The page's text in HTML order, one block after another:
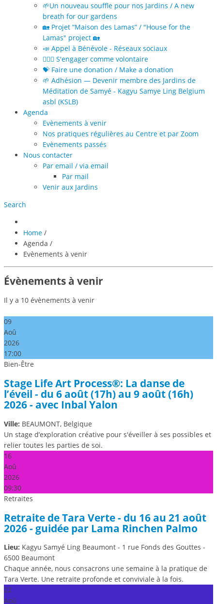
🌱Un nouveau souffle pour nos Jardins / A new
breath for our gardens
🏡 Projet “Maison des Lamas” / "House for the
Lamas" project 🏡
📣 Appel à Bénévole - Réseaux sociaux
🙋🏻‍♀️ S'engager comme volontaire
💝 Faire une donation / Make a donation
🌱 Adhésion — Devenir membre des Jardins de
Méditation de Samyé - Kagyu Samye Ling Belgium
asbl (KSLB)
Agenda
Evènements à venir
Nos pratiques régulières au Centre et par Zoom
Evènements passés
Nous contacter
Par email / via email
Par mail
Venir aux Jardins
Search
Home /
Agenda /
Evènements à venir
Évènements à venir
Il y a 10 évènements à venir
09
Aoû
2026
17:00
Bien-Être
Stage Life Art Process®: La danse de
l’éveil - du 6 août (17h) au 9 août (16h)
2026 - avec Inbal Yalon
Ville: BEAUMONT, Belgique
Un stage d’exploration créative pour s'éveiller à ses possibles et
relier toutes les parties de soi.
16
Aoû
2026
09:30
Retraites
Retraite de Tara Verte - du 16 au 21 août
2026 - guidée par Lama Rinchen Palmo
Lieu: Kagyu Samyé Ling Beaumont - 1 rue Fonds des Gouttes -
6500 Beaumont
Chaque année, nous consacrons une semaine à la pratique de
Tara Verte. Une retraite profonde et conviviale à la fois.
22
Aoû